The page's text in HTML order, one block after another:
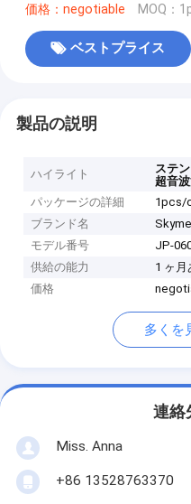
価格：negotiable MOQ：
ベストプライス
製品の説明
ハイライト ステ
超音
パッケージの詳細
1pcs/
ブランド名
モデル番号
JP-
供給の能力
1 ヶ
価格
多くを
連絡
Miss. Anna
+86 13528763370